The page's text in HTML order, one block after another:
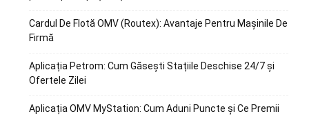
Cardul De Flotă OMV (Routex): Avantaje Pentru Mașinile De
Firmă
Aplicația Petrom: Cum Găsești Stațiile Deschise 24/7 și
Ofertele Zilei
Aplicația OMV MyStation: Cum Aduni Puncte și Ce Premii